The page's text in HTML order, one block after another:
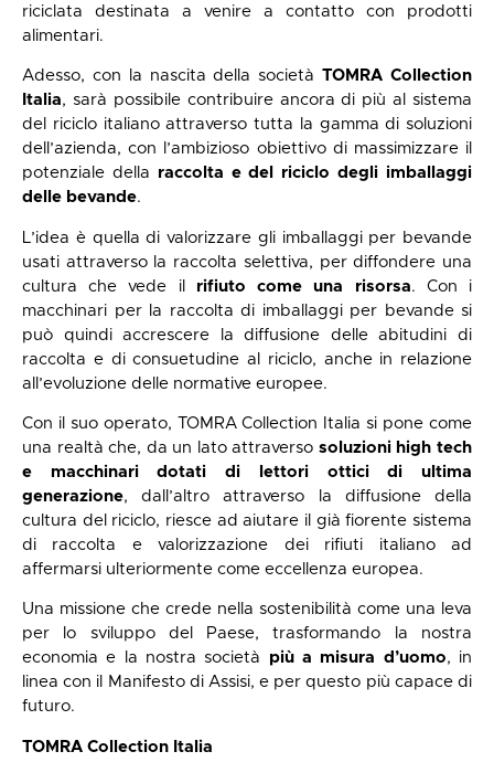
riciclata destinata a venire a contatto con prodotti
alimentari.
Adesso, con la nascita della societàTOMRA Collection
Italia, sarà possibile contribuire ancora di più al sistema
del riciclo italiano attraverso tutta la gamma di soluzioni
dell’azienda, con l’ambizioso obiettivo di massimizzare il
potenziale della raccolta e del riciclo degli imballaggi
delle bevande.
L’idea è quella di valorizzare gli imballaggi per bevande
usati attraverso la raccolta selettiva, per diffondere una
cultura che vede il rifiuto come una risorsa. Con i
macchinari per la raccolta di imballaggi per bevande si
può quindi accrescere la diffusione delle abitudini di
raccolta e di consuetudine al riciclo, anche in relazione
all’evoluzione delle normative europee.
Con il suo operato, TOMRA Collection Italia si pone come
una realtà che, da un lato attraverso soluzioni high tech
e macchinari dotati di lettori ottici di ultima
generazione, dall’altro attraverso la diffusione della
cultura del riciclo, riesce ad aiutare il già fiorente sistema
di raccolta e valorizzazione dei rifiuti italiano ad
affermarsi ulteriormente come eccellenza europea.
Una missione che crede nella sostenibilità come una leva
per lo sviluppo del Paese, trasformando la nostra
economia e la nostra società più a misura d’uomo, in
linea con il Manifesto di Assisi, e per questo più capace di
futuro.
TOMRA Collection Italia